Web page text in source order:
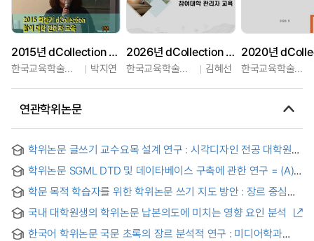
2015년 dCollection 참여대학 하반기 관리자 교육
한국교육학술정보원 박지연
2026년 dCollection 참여대학 관리자 교육
한국교육학술정보원 김혜선 한국교육학술정보원
연관학위논문
학위논문 글쓰기 교수요목 설계 연구 : 시각디자인 전공 대학원
生?中心
학위논문 SGML DTD 및 데이타베이스 구축에 관한 연구 = (A)
Dissertations
학문 목적 학습자를 위한 학위논문 쓰기 지도 방안 : 장르 중심
the foreign academic purpose learners: Focused on
Genre-based approach
국내 대학원생의 학위논문 납본의도에 미치는 영향 요인 분석
한국어 학위논문 국문 초록의 장르 분석적 연구 : 미디어학과